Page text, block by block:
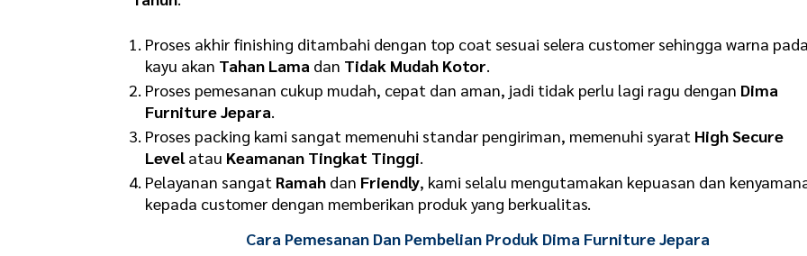
Proses akhir finishing ditambahi dengan top coat sesuai selera customer sehingga warna pada
kayu akan Tahan Lama dan Tidak Mudah Kotor.
Proses pemesanan cukup mudah, cepat dan aman, jadi tidak perlu lagi ragu dengan Dima
Furniture Jepara.
Proses packing kami sangat memenuhi standar pengiriman, memenuhi syarat High Secure
Levelatau Keamanan Tingkat Tinggi.
Pelayanan sangat Ramah dan Friendly, kami selalu mengutamakan kepuasan dan
kepada customer dengan memberikan produk yang berkualitas.
Cara Pemesanan Dan Pembelian Produk Dima Furniture Jepara